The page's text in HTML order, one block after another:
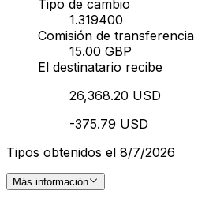
Tipo de cambio
1.319400
Comisión de transferencia
15.00 GBP
El destinatario recibe
26,368.20 USD
-375.79 USD
Tipos obtenidos el 8/7/2026
Más información